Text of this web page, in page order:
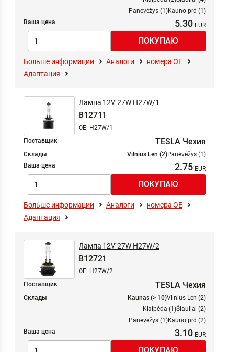
Panevėžys (1)Kauno prd (1)
Ваша цена
5.30
Больше информации Аналоги
номера ОЕ
Адаптация
Лампа 12V 27W H27W/1
B12711
OE: H27W/1
Поставщик
TESLA Чехия
Склады Vilnius Len (2)Panevėžys (1)
Ваша цена
2.75
Больше информации Аналоги
номера ОЕ
Адаптация
Лампа 12V 27W H27W/2
B12721
OE: H27W/2
Поставщик
TESLA Чехия
Склады Kaunas (> 10)Vilnius Len (2)
Klaipėda (1)Šiauliai (2)
Panevėžys (1)Kauno prd (2)
Ваша цена
3.10